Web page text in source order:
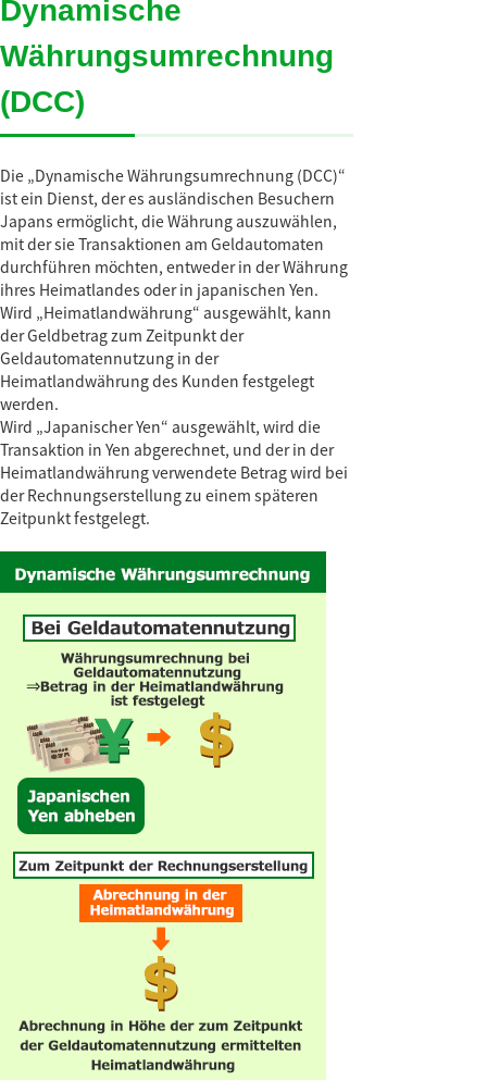
Dynamische
Währungsumrechnung
(DCC)
Die „Dynamische Währungsumrechnung (DCC)“
ist ein Dienst, der es ausländischen Besuchern
Japans ermöglicht, die Währung auszuwählen,
mit der sie Transaktionen am Geldautomaten
durchführen möchten, entweder in der Währung
ihres Heimatlandes oder in japanischen Yen.
Wird „Heimatlandwährung“ ausgewählt, kann
der Geldbetrag zum Zeitpunkt der
Geldautomatennutzung in der
Heimatlandwährung des Kunden festgelegt
werden.
Wird „Japanischer Yen“ ausgewählt, wird die
Transaktion in Yen abgerechnet, und der in der
Heimatlandwährung verwendete Betrag wird bei
der Rechnungserstellung zu einem späteren
Zeitpunkt festgelegt.